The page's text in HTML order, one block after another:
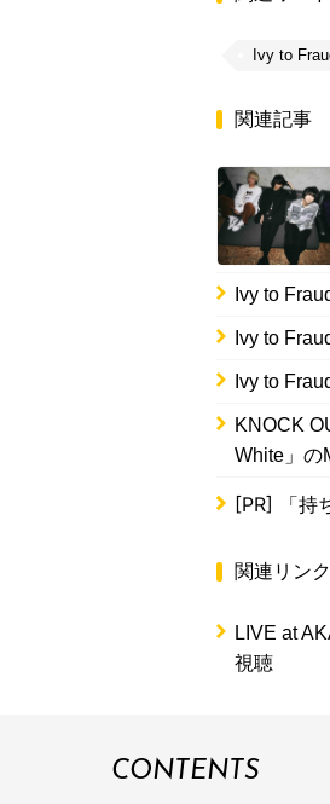
Ivy to
関連記事
Ivy to
Ivy to
Ivy to
KNOCK
White」の
[PR] 「持
関連リンク
LIVE at
視聴
CONTENTS